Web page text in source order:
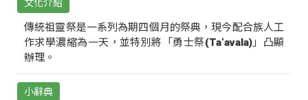
文化介紹
傳統祖靈祭是一系列為期四個月的祭典，現今配合族人工
作求學濃縮為一天，並特別將「勇士祭(Ta‘avala)」凸顯
辦理。
小辭典